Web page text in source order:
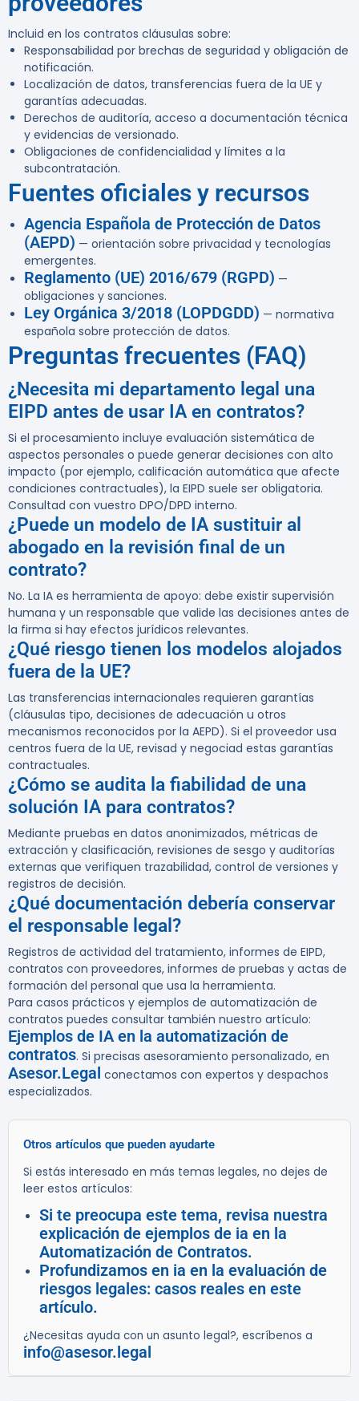
Incluid en los contratos cláusulas sobre:
Responsabilidad por brechas de seguridad y obligación de
notificación.
Localización de datos, transferencias fuera de la UE y
garantías adecuadas.
Derechos de auditoría, acceso a documentación técnica
y evidencias de versionado.
Obligaciones de confidencialidad y límites a la
subcontratación.
Fuentes oficiales y recursos
Agencia Española de Protección de Datos
(AEPD) — orientación sobre privacidad y tecnologías
emergentes.
Reglamento (UE) 2016/679 (RGPD) —
obligaciones y sanciones.
Ley Orgánica 3/2018 (LOPDGDD) — normativa
española sobre protección de datos.
Preguntas frecuentes (FAQ)
¿Necesita mi departamento legal una
EIPD antes de usar IA en contratos?
Si el procesamiento incluye evaluación sistemática de
aspectos personales o puede generar decisiones con alto
impacto (por ejemplo, calificación automática que afecte
condiciones contractuales), la EIPD suele ser obligatoria.
Consultad con vuestro DPO/DPD interno.
¿Puede un modelo de IA sustituir al
abogado en la revisión final de un
contrato?
No. La IA es herramienta de apoyo: debe existir supervisión
humana y un responsable que valide las decisiones antes de
la firma si hay efectos jurídicos relevantes.
¿Qué riesgo tienen los modelos alojados
fuera de la UE?
Las transferencias internacionales requieren garantías
(cláusulas tipo, decisiones de adecuación u otros
mecanismos reconocidos por la AEPD). Si el proveedor usa
centros fuera de la UE, revisad y negociad estas garantías
contractuales.
¿Cómo se audita la fiabilidad de una
solución IA para contratos?
Mediante pruebas en datos anonimizados, métricas de
extracción y clasificación, revisiones de sesgo y auditorías
externas que verifiquen trazabilidad, control de versiones y
registros de decisión.
¿Qué documentación debería conservar
el responsable legal?
Registros de actividad del tratamiento, informes de EIPD,
contratos con proveedores, informes de pruebas y actas de
formación del personal que usa la herramienta.
Para casos prácticos y ejemplos de automatización de
contratos puedes consultar también nuestro artículo:
Ejemplos de IA en la automatización de
contratos. Si precisas asesoramiento personalizado, en
Asesor.Legal conectamos con expertos y despachos
especializados.
Otros artículos que pueden ayudarte
Si estás interesado en más temas legales, no dejes de
leer estos artículos:
Si te preocupa este tema, revisa nuestra
explicación de ejemplos de ia en la
Automatización de Contratos.
Profundizamos en ia en la evaluación de
riesgos legales: casos reales en este
artículo.
¿Necesitas ayuda con un asunto legal?, escríbenos a
info@asesor.legal